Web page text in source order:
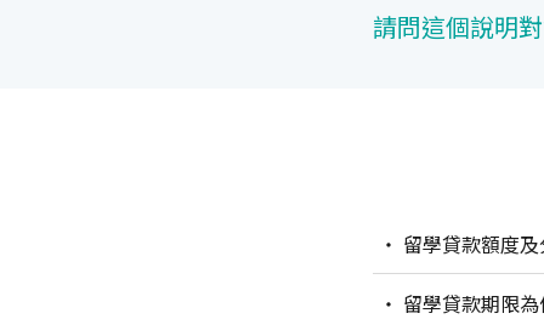
請問這個說明
留學貸款額度
留學貸款期限